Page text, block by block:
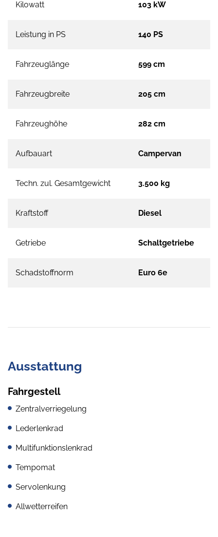
Kilowatt 103 kW
Leistung in PS 140 PS
Fahrzeuglänge 599 cm
Fahrzeugbreite 205 cm
Fahrzeughöhe 282 cm
Aufbauart Campervan
Techn. zul. Gesamtgewicht 3.500 kg
Kraftstoff Diesel
Getriebe Schaltgetriebe
Schadstoffnorm Euro 6e
Ausstattung
Fahrgestell
Zentralverriegelung
Lederlenkrad
Multifunktionslenkrad
Tempomat
Servolenkung
Allwetterreifen